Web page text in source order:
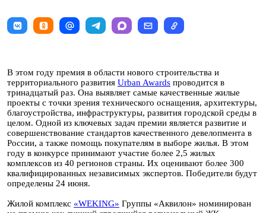
В этом году премия в области нового строительства и
территориального развития Urban Awards проводится в
тринадцатый раз. Она выявляет самые качественные жилые
проекты с точки зрения технического оснащения, архитектуры,
благоустройства, инфраструктуры, развития городской среды в
целом. Одной из ключевых задач премии является развитие и
совершенствование стандартов качественного девелопмента в
России, а также помощь покупателям в выборе жилья. В этом
году в конкурсе принимают участие более 2,5 жилых
комплексов из 40 регионов страны. Их оценивают более 300
квалифицированных независимых экспертов. Победители будут
определены 24 июня.
Жилой комплекс «WEKING» Группы «Аквилон» номинирован